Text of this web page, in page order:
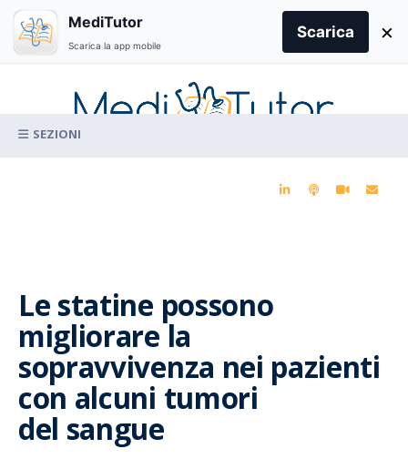
content
Le statine possono
migliorare la
sopravvivenza nei pazienti
con alcuni tumori
del sangue
for:
MediTutor
Scarica la app mobile
Scarica ×